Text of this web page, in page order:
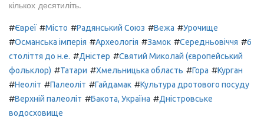
кількох десятиліть.
#Євреї #Місто #Радянський Союз #Вежа #Урочище
#Османська імперія #Археологія #Замок #Середньовіччя #6
століття до н.е. #Дністер #Святий Миколай (європейський
фольклор) #Татари #Хмельницька область #Гора #Курган
#Неоліт #Палеоліт #Гайдамак #Культура дротового посуду
#Верхній палеоліт #Бакота, Україна #Дністровське
водосховище